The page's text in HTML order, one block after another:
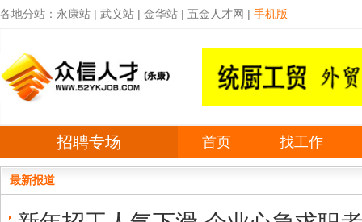
各地分站： 永康站 | 武义站 | 金华站 | 五金人才网 | 手机版
招聘专场 首页 找工作
最新报道